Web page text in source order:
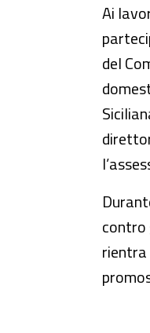
Ai
del
contro
rientra